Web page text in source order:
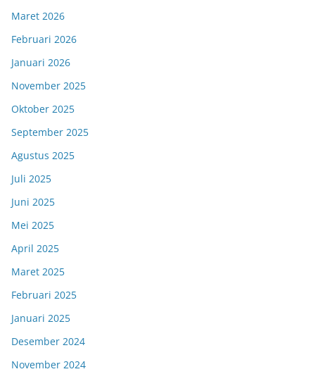
Maret 2026
Februari 2026
Januari 2026
November 2025
Oktober 2025
September 2025
Agustus 2025
Juli 2025
Juni 2025
Mei 2025
April 2025
Maret 2025
Februari 2025
Januari 2025
Desember 2024
November 2024